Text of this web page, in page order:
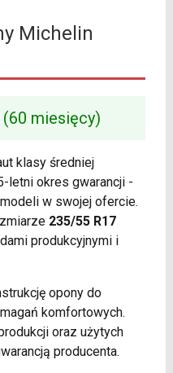
Michelin
(60 miesięcy)
klasy średniej
letni okres gwarancji -
w swojej ofercie.
235/55 R17
produkcyjnymi i
opony do
komfortowych.
oraz użytych
producenta.